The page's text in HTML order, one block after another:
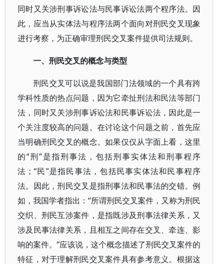
同时又关涉刑事诉讼法与民事诉讼法两个程序法。因
此，应当从实体法与程序法两个面向对刑民交叉现象
进行考察，为正确审理刑民交叉案件提供司法规则。
一、刑民交叉的概念与类型
刑民交叉可以说是我国部门法领域的一个具有跨
学科性质的热点问题，因为它牵扯刑法和民法等部门
法，同时又关涉刑事诉讼法和民事诉讼法，因此是一
个关注度较高的问题。在讨论这个问题之前，首先应
当明确刑民交叉的概念。如果仅仅从字面上看，这里
的“刑”是指刑事法，包括刑事实体法和刑事程序
法；“民”是指民事法，包括民事实体法和民事程序
法。因此，刑民交叉是指刑事法和民事法的交错。例
如，我国学者指出：“所谓刑民交叉案件，又称为刑民
交织、刑民互涉案件，是指既涉及刑事法律关系，又
涉及民事法律关系，且相互之间存在交叉、牵连、影
响的案件。”应该说，这个概念描述了刑民交叉案件的
特征，对于理解刑民交叉案件具有参考意义。根据这